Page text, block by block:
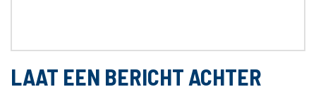
LAAT EEN BERICHT ACHTER